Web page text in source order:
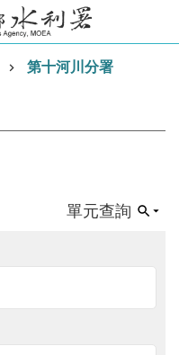
第十河川分署
單元查詢